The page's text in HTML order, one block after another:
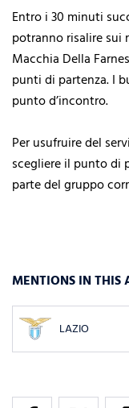
Entro i 30 minuti
potranno risalire sui
Macchia Della
punti di partenza. I
punto d’incontro.
Per usufruire del
scegliere il punto di
parte del gruppo
MENTIONS IN THIS
LAZIO